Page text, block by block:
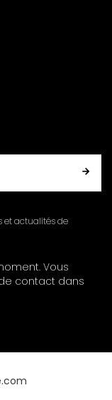
et actualités de
Vous
contact dans